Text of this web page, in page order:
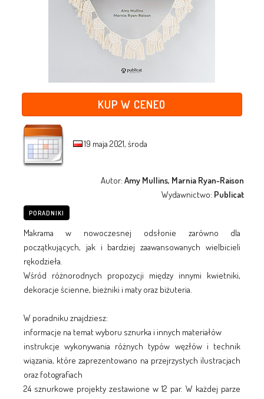
KUP W CENEO
19 maja 2021, środa
Autor:Amy Mullins, Marnia Ryan-Raison
Wydawnictwo: Publicat
PORADNIKI
Makrama w nowoczesnej odsłonie zarówno dla
początkujących, jak i bardziej zaawansowanych wielbicieli
rękodzieła.
Wśród różnorodnych propozycji między innymi kwietniki,
dekoracje ścienne, bieżniki i maty oraz biżuteria.
W poradniku znajdziesz:
informacje na temat wyboru sznurka i innych materiałów
instrukcje wykonywania różnych typów węzłów i technik
wiązania, które zaprezentowano na przejrzystych ilustracjach
oraz fotografiach
24 sznurkowe projekty zestawione w 12 par. W każdej parze